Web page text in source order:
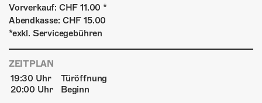
Vorverkauf: CHF 11.00 *
Abendkasse: CHF 15.00
*exkl. Servicegebühren
ZEITPLAN
19:30 Uhr
Türöffnung
20:00 Uhr
Beginn